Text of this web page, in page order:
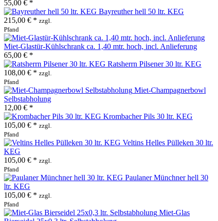
55,00 € *
Bayreuther hell 50 ltr. KEG
215,00 € * zzgl.
Pfand
Miet-Glastür-Kühlschrank ca. 1,40 mtr. hoch, incl. Anlieferung
65,00 € *
Ratsherrn Pilsener 30 ltr. KEG
108,00 € * zzgl.
Pfand
Miet-Champagnerbowl
Selbstabholung
12,00 € *
Krombacher Pils 30 ltr. KEG
105,00 € * zzgl.
Pfand
Veltins Helles Pülleken 30 ltr.
KEG
105,00 € * zzgl.
Pfand
Paulaner Münchner hell 30
ltr. KEG
105,00 € * zzgl.
Pfand
Miet-Glas